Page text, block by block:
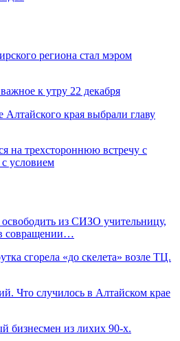
региона стал мэром
к утру 22 декабря
края выбрали главу
на трехстороннюю встречу с
условием
из СИЗО учительницу,
совращении…
сгорела «до скелета» возле ТЦ.
Что случилось в Алтайском крае
бизнесмен из лихих 90-х.